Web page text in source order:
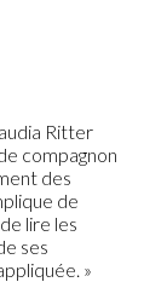
Ritter
compagnon
des
de
lire les
ses
»